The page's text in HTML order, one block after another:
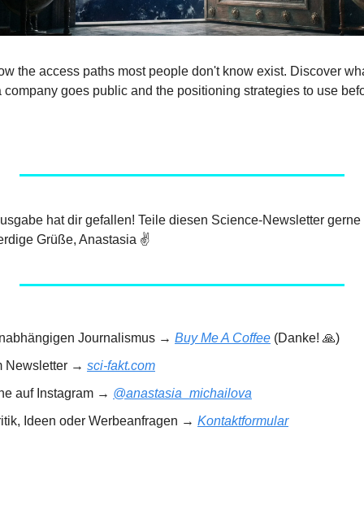
the access paths most people don't know exist. Discover
goes public and the positioning strategies to use
hat dir gefallen! Teile diesen Science-Newsletter
Grüße, Anastasia ✌️
Journalismus → Buy Me A Coffee (Danke! 🙏)
Newsletter → sci-fakt.com
auf Instagram → @anastasia_michailova
Ideen oder Werbeanfragen → Kontaktformular